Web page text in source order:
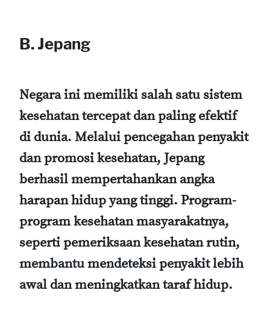
B. Jepang
Negara ini memiliki salah satu sistem
kesehatan tercepat dan paling efektif
di dunia. Melalui pencegahan penyakit
dan promosi kesehatan, Jepang
berhasil mempertahankan angka
harapan hidup yang tinggi. Program-
program kesehatan masyarakatnya,
seperti pemeriksaan kesehatan rutin,
membantu mendeteksi penyakit lebih
awal dan meningkatkan taraf hidup.